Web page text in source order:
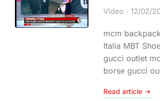
Video 12/02/
mcm
Italia MBT
gucci outlet
borse gucci
Read article